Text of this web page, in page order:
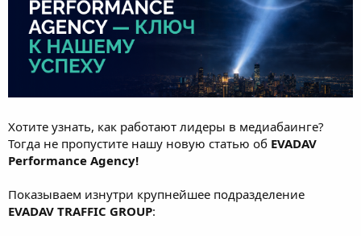
Хотите узнать, как работают лидеры в медиабаинге?
Тогда не пропустите нашу новую статью об EVADAV
Performance Agency!
Показываем изнутри крупнейшее подразделение
EVADAV TRAFFIC GROUP: